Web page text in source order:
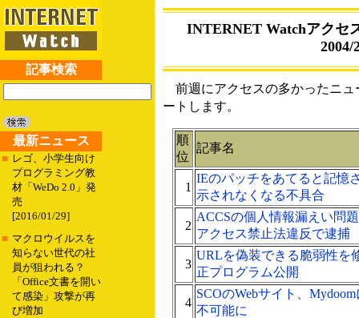
記事検索
最新ニュース
■ レゴ、小学生向け
プログラミング教
材「WeDo 2.0」発
売
[2016/01/29]
■ マクロウイルスを
知らない世代の社
員が狙われる？
「Office文書を開い
て感染」攻撃が再
び増加
INTERNET Watchアクセ
2004/
前週にアクセスの多かったニュ
ートします。
順
位
記事名
1
IEのパッチをあてると記憶
示されなくなる不具合
2
ACCSの個人情報漏えい問
アクセス禁止法違反で逮捕
3
URLを偽装できる脆弱性を
正プログラム公開
4
SCOのWebサイト、
不可能に